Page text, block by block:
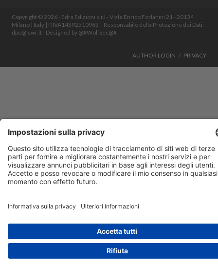
Copyright © 2026 - Edra Edizioni s.r.l.- Viale Enrico Forlanini 21 - 20134
Milano | Italy | P.IVA14392510963 - Responsabile della Protezione dei Dati:
dpo@lswr.it - Designed by @#WolfSec@#
AUTHOR LOGIN PRIVACY